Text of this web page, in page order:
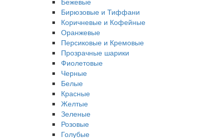
Бирюзовые и Тиффани
Коричневые и Кофейные
Оранжевые
Персиковые и Кремовые
Прозрачные шарики
Фиолетовые
Черные
Белые
Красные
Желтые
Зеленые
Розовые
Голубые